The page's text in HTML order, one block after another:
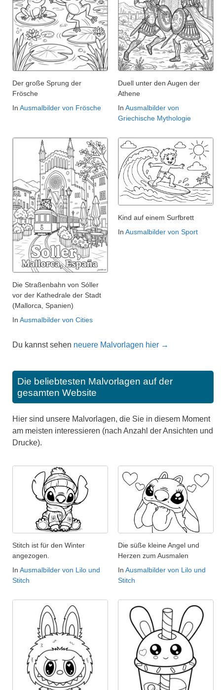
Der große Sprung der
Frösche
In Ausmalbilder von Frösche
Duell unter den Augen der
Athene
In Ausmalbilder von
Griechische Mythologie
Die Straßenbahn von Sóller
vor der Kathedrale der Stadt
(Mallorca, Spanien)
In Ausmalbilder von Cities
Kind auf einem Surfbrett
In Ausmalbilder von Sport
Du kannst sehen neuere Malvorlagen hier →
Die beliebtesten Malvorlagen auf der
gesamten Website
Hier sind unsere Malvorlagen, die Sie in diesem Moment
am meisten interessieren (nach Anzahl der Ansichten und
Drucke).
Stitch ist für den Winter
angezogen.
In Ausmalbilder von Lilo und
Stitch
Die süße kleine Angel und
Herzen zum Ausmalen
In Ausmalbilder von Lilo und
Stitch